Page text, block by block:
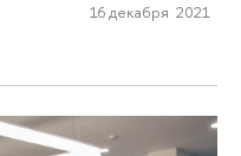
16 декабря 2021